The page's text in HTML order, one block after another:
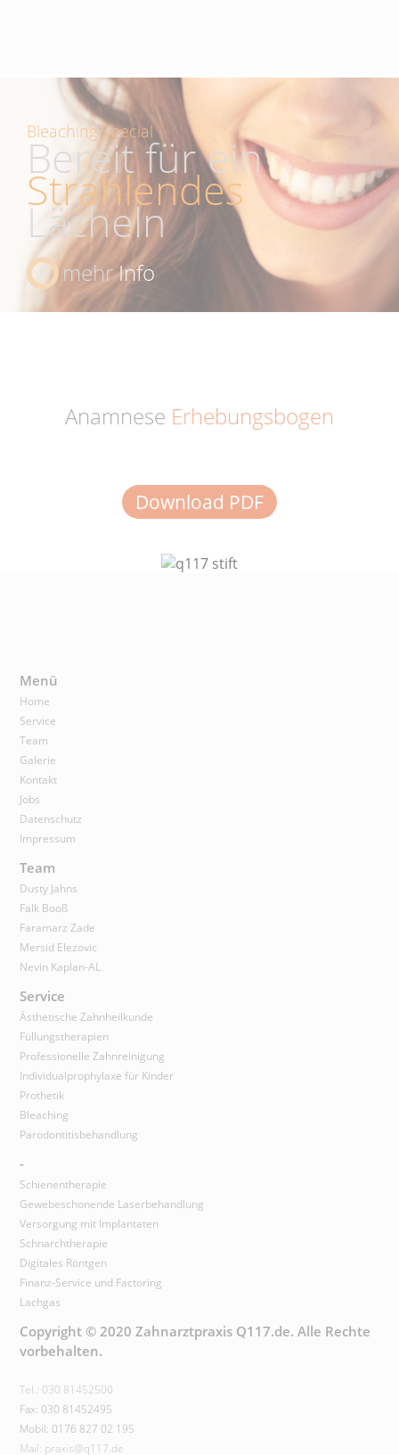
Bleaching Special
Bereit für ein
Strahlendes
Lächeln
mehrInfo
Anamnese Erhebungsbogen
Download PDF
Menü
Home
Service
Team
Galerie
Kontakt
Jobs
Datenschutz
Impressum
Team
Dusty Jahns
Falk Booß
Faramarz Zade
Mersid Elezovic
Nevin Kaplan-AL
Service
Ästhetische Zahnheilkunde
Füllungstherapien
Professionelle Zahnreinigung
Individualprophylaxe für Kinder
Prothetik
Bleaching
Parodontitisbehandlung
-
Schienentherapie
Gewebeschonende Laserbehandlung
Versorgung mit Implantaten
Schnarchtherapie
Digitales Röntgen
Finanz-Service und Factoring
Lachgas
Copyright © 2020 Zahnarztpraxis Q117.de. Alle Rechte
vorbehalten.
Tel.: 030 81452500
Fax: 030 81452495
Mobil: 0176 827 02 195
Mail: praxis@q117.de